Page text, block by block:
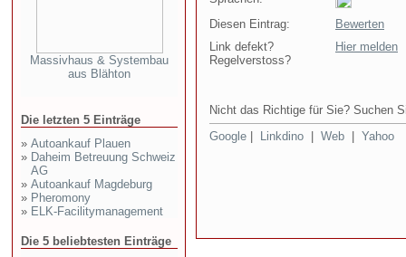
Massivhaus & Systembau
aus Blähton
Die letzten 5 Einträge
» Autoankauf Plauen
» Daheim Betreuung Schweiz
AG
» Autoankauf Magdeburg
» Pheromony
» ELK-Facilitymanagement
Die 5 beliebtesten Einträge
Diesen Eintrag:
Bewerten
Link defekt?
Regelverstoss?
Hier melden
Nicht das Richtige für Sie? Suchen
Google
Linkdino Web Yahoo